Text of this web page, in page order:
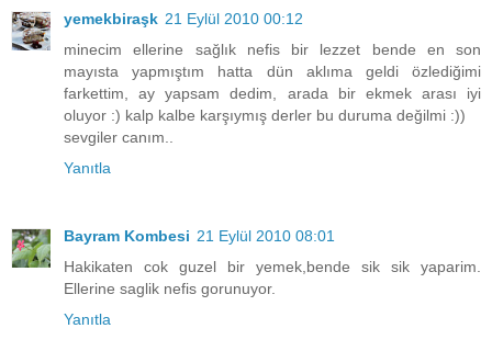
yemekbiraşk 21 Eylül 2010 00:12
minecim ellerine sağlık nefis bir lezzet bende en son
mayısta yapmıştım hatta dün aklıma geldi özlediğimi
farkettim, ay yapsam dedim, arada bir ekmek arası iyi
oluyor :) kalp kalbe karşıymış derler bu duruma değilmi :))
sevgiler canım..
Yanıtla
Bayram Kombesi 21 Eylül 2010 08:01
Hakikaten cok guzel bir yemek,bende sik sik yaparim.
Ellerine saglik nefis gorunuyor.
Yanıtla